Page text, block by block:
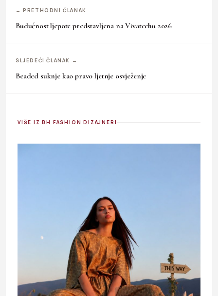
← PRETHODNI ČLANAK
Budućnost ljepote predstavljena na Vivatechu 2026
SLJEDEĆI ČLANAK →
Beaded suknje kao pravo ljetnje osvježenje
VIŠE IZ BH FASHION DIZAJNERI